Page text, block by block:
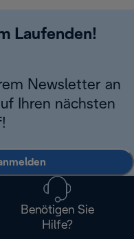
Laufenden!
Newsletter an
Ihren nächsten
Benötigen Sie
Hilfe?